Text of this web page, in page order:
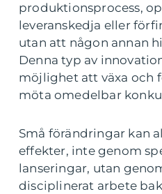
produktionsprocess,
leveranskedja eller
utan att någon annan
Denna typ av
möjlighet att växa och
möta omedelbar
Små förändringar kan
effekter, inte genom
lanseringar, utan
disciplinerat arbete